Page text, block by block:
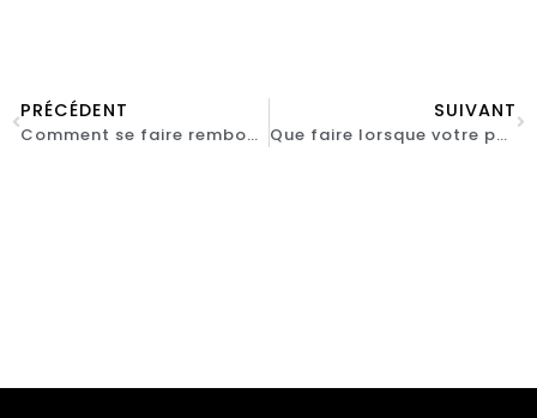
PRÉCÉDENT
Comment se faire rembourser la perte de clé de voiture ?
SUIVANT
Que faire lorsque votre porte de garage motorisée ne s’ouvre pas